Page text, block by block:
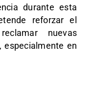
durante esta
reforzar el
nuevas
especialmente en